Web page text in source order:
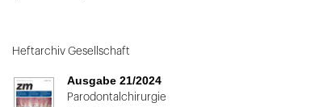
Heftarchiv Gesellschaft
Ausgabe 21/2024
Parodontalchirurgie